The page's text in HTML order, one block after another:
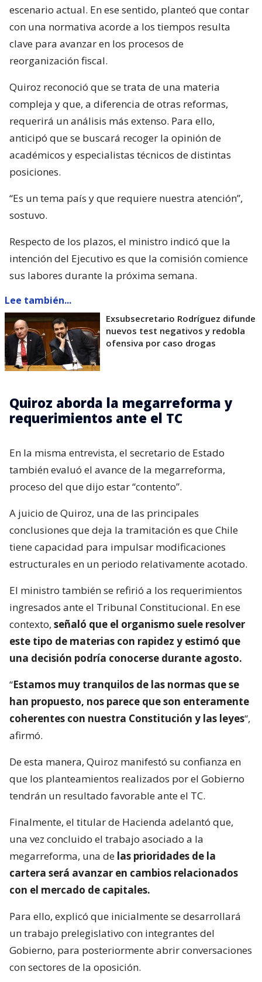
escenario actual. En ese sentido, planteó que contar
con una normativa acorde a los tiempos resulta
clave para avanzar en los procesos de
reorganización fiscal.
Quiroz reconoció que se trata de una materia
compleja y que, a diferencia de otras reformas,
requerirá un análisis más extenso. Para ello,
anticipó que se buscará recoger la opinión de
académicos y especialistas técnicos de distintas
posiciones.
“Es un tema país y que requiere nuestra atención”,
sostuvo.
Respecto de los plazos, el ministro indicó que la
intención del Ejecutivo es que la comisión comience
sus labores durante la próxima semana.
Lee también...
Exsubsecretario Rodríguez difunde
nuevos test negativos y redobla
ofensiva por caso drogas
Quiroz aborda la megarreforma y
requerimientos ante el TC
En la misma entrevista, el secretario de Estado
también evaluó el avance de la megarreforma,
proceso del que dijo estar “contento”.
A juicio de Quiroz, una de las principales
conclusiones que deja la tramitación es que Chile
tiene capacidad para impulsar modificaciones
estructurales en un periodo relativamente acotado.
El ministro también se refirió a los requerimientos
ingresados ante el Tribunal Constitucional. En ese
contexto, señaló que el organismo suele resolver
este tipo de materias con rapidez y estimó que
una decisión podría conocerse durante agosto.
“Estamos muy tranquilos de las normas que se
han propuesto, nos parece que son enteramente
coherentes con nuestra Constitución y las leyes“,
afirmó.
De esta manera, Quiroz manifestó su confianza en
que los planteamientos realizados por el Gobierno
tendrán un resultado favorable ante el TC.
Finalmente, el titular de Hacienda adelantó que,
una vez concluido el trabajo asociado a la
megarreforma, una de las prioridades de la
cartera será avanzar en cambios relacionados
con el mercado de capitales.
Para ello, explicó que inicialmente se desarrollará
un trabajo prelegislativo con integrantes del
Gobierno, para posteriormente abrir conversaciones
con sectores de la oposición.